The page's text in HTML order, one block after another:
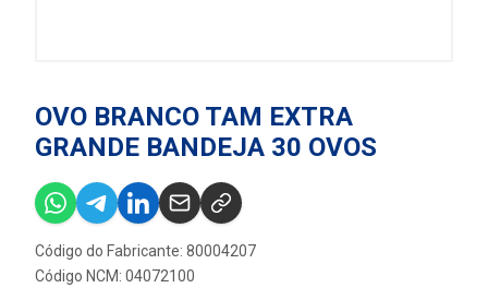
OVO BRANCO TAM EXTRA
GRANDE BANDEJA 30 OVOS
Código do Fabricante: 80004207
Código NCM: 04072100